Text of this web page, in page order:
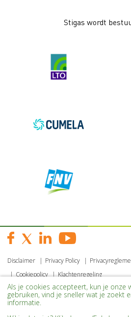
Als je cookies accepteert, kun je onze
gebruiken, vind je sneller wat je zoekt
informatie.
Stigas wordt
Disclaimer Privacy Policy
Cookiepolicy
Klachtenregeling